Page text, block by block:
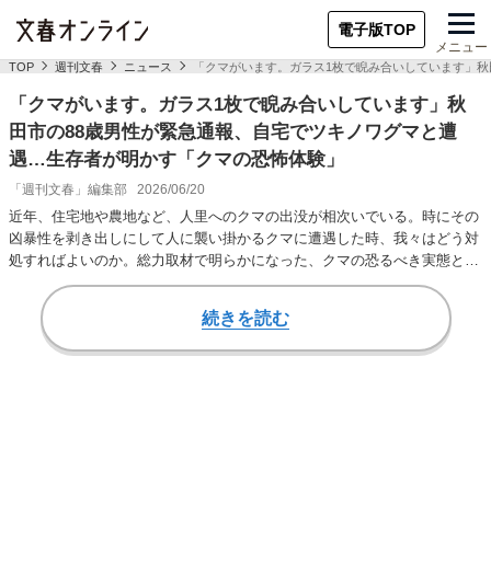
電子版TOP
メニュー
TOP 週刊文春 ニュース 「クマがいます。ガラス1枚で睨み合いしています
「クマがいます。ガラス1枚で睨み合いしています」秋
田市の88歳男性が緊急通報、自宅でツキノワグマと遭
遇…生存者が明かす「クマの恐怖体験」
「週刊文春」編集部 2026/06/20
近年、住宅地や農地など、人里へのクマの出没が相次いでいる。時にその
凶暴性を剥き出しにして人に襲い掛かるクマに遭遇した時、我々はどう対
処すればよいのか。総力取材で明らかになった、クマの恐るべき実態と
は？◆ ◆ ◆「朝…
続きを読む